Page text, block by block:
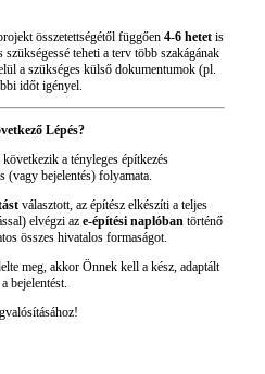
összetettségétől függően 4-6 hetet is
teheti a terv több szakágának
a szükséges külső dokumentumok (pl.
időt igényel.
Lépés?
a tényleges építkezés
(vagy bejelentés) folyamata.
választott, az építész elkészíti a teljes
elvégzi az e-építési naplóban történő
összes hivatalos formaságot.
meg, akkor Önnek kell a kész, adaptált
bejelentést.